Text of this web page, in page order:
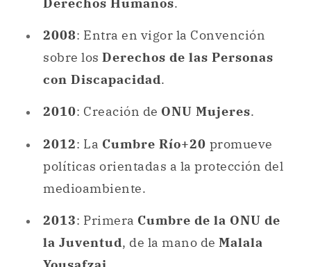
2010 : Creación de ONU Mujeres .
2012: La Cumbre Río+20 promueve
políticas orientadas a la protección del
medioambiente.
2013 : Primera Cumbre de la ONU de
la Juventud
, de la mano de Malala
Yousafzai
2015 : Es la primera vez que 195 países
adoptan un acuerdo mundial sobre la
lucha contra el